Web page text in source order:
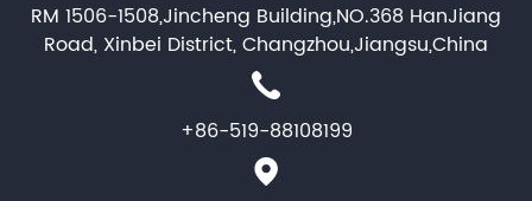
RM 1506-1508,Jincheng Building,NO.368 HanJiang
Road, Xinbei District, Changzhou,Jiangsu,China
+86-519-88108199